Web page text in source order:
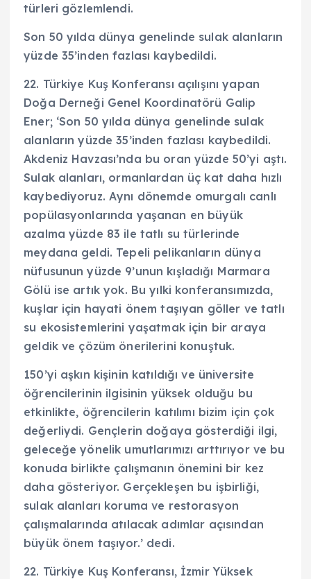
türleri gözlemlendi.
Son 50 yılda dünya genelinde sulak alanların
yüzde 35’inden fazlası kaybedildi.
22. Türkiye Kuş Konferansı açılışını yapan
Doğa Derneği Genel Koordinatörü Galip
Ener; ‘Son 50 yılda dünya genelinde sulak
alanların yüzde 35’inden fazlası kaybedildi.
Akdeniz Havzası’nda bu oran yüzde 50’yi aştı.
Sulak alanları, ormanlardan üç kat daha hızlı
kaybediyoruz. Aynı dönemde omurgalı canlı
popülasyonlarında yaşanan en büyük
azalma yüzde 83 ile tatlı su türlerinde
meydana geldi. Tepeli pelikanların dünya
nüfusunun yüzde 9’unun kışladığı Marmara
Gölü ise artık yok. Bu yılki konferansımızda,
kuşlar için hayati önem taşıyan göller ve tatlı
su ekosistemlerini yaşatmak için bir araya
geldik ve çözüm önerilerini konuştuk.
150’yi aşkın kişinin katıldığı ve üniversite
öğrencilerinin ilgisinin yüksek olduğu bu
etkinlikte, öğrencilerin katılımı bizim için çok
değerliydi. Gençlerin doğaya gösterdiği ilgi,
geleceğe yönelik umutlarımızı arttırıyor ve bu
konuda birlikte çalışmanın önemini bir kez
daha gösteriyor. Gerçekleşen bu işbirliği,
sulak alanları koruma ve restorasyon
çalışmalarında atılacak adımlar açısından
büyük önem taşıyor.’ dedi.
22. Türkiye Kuş Konferansı, İzmir Yüksek